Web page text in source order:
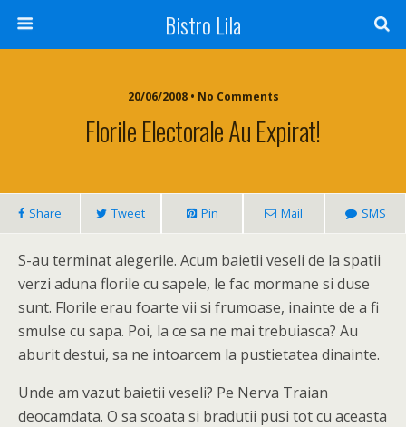
Bistro Lila
20/06/2008 • No Comments
Florile Electorale Au Expirat!
Share Tweet Pin Mail SMS
S-au terminat alegerile. Acum baietii veseli de la spatii
verzi aduna florile cu sapele, le fac mormane si duse
sunt. Florile erau foarte vii si frumoase, inainte de a fi
smulse cu sapa. Poi, la ce sa ne mai trebuiasca? Au
aburit destui, sa ne intoarcem la pustietatea dinainte.
Unde am vazut baietii veseli? Pe Nerva Traian
deocamdata. O sa scoata si bradutii pusi tot cu aceasta